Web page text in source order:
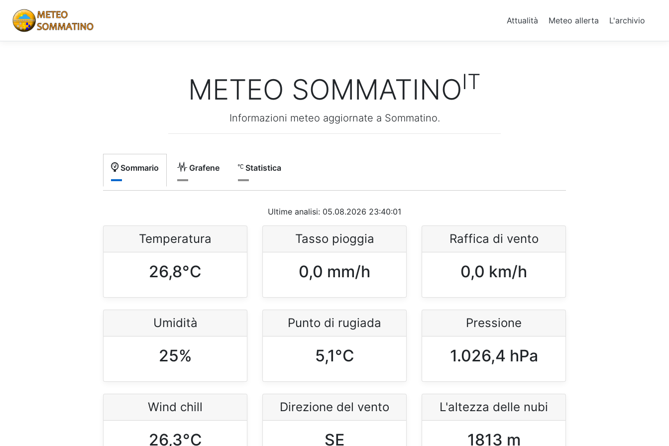
Attualità Meteo allerta L'archivio
METEO SOMMATINOIT
Informazioni meteo aggiornate a Sommatino.
Sommario Grafene Statistica
Ultime analisi: 05.08.2026 23:40:01
Temperatura
26,8°C
Tasso pioggia
0,0 mm/h
Raffica di vento
0,0 km/h
Umidità
25%
Punto di rugiada
5,1°C
Pressione
1.026,4 hPa
Wind chill
26,3°C
Direzione del vento
SE
L'altezza delle nubi
1813 m